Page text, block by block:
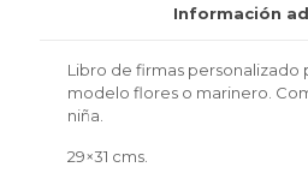
Información
Libro de firmas personalizado
modelo flores o marinero.
niña.
29×31 cms.